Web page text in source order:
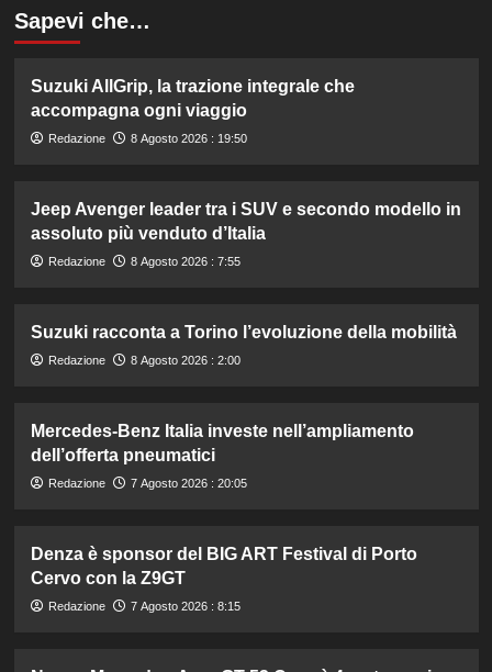
Sapevi che…
Suzuki AllGrip, la trazione integrale che
accompagna ogni viaggio
Redazione 8 Agosto 2026 : 19:50
Jeep Avenger leader tra i SUV e secondo modello in
assoluto più venduto d’Italia
Redazione 8 Agosto 2026 : 7:55
Suzuki racconta a Torino l’evoluzione della mobilità
Redazione 8 Agosto 2026 : 2:00
Mercedes-Benz Italia investe nell’ampliamento
dell’offerta pneumatici
Redazione 7 Agosto 2026 : 20:05
Denza è sponsor del BIG ART Festival di Porto
Cervo con la Z9GT
Redazione 7 Agosto 2026 : 8:15